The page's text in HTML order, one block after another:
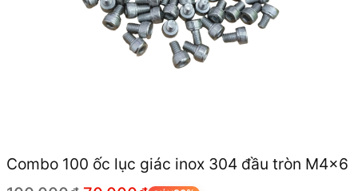
Combo 100 ốc lục giác inox 304 đầu tròn M4x6